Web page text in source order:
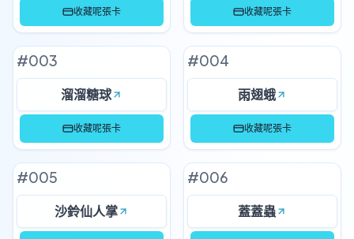
收藏呢張卡 收藏呢張卡
#003
溜溜糖球
收藏呢張卡
#004
雨翅蛾
收藏呢張卡
#005
沙鈴仙人掌
#006
蓋蓋蟲